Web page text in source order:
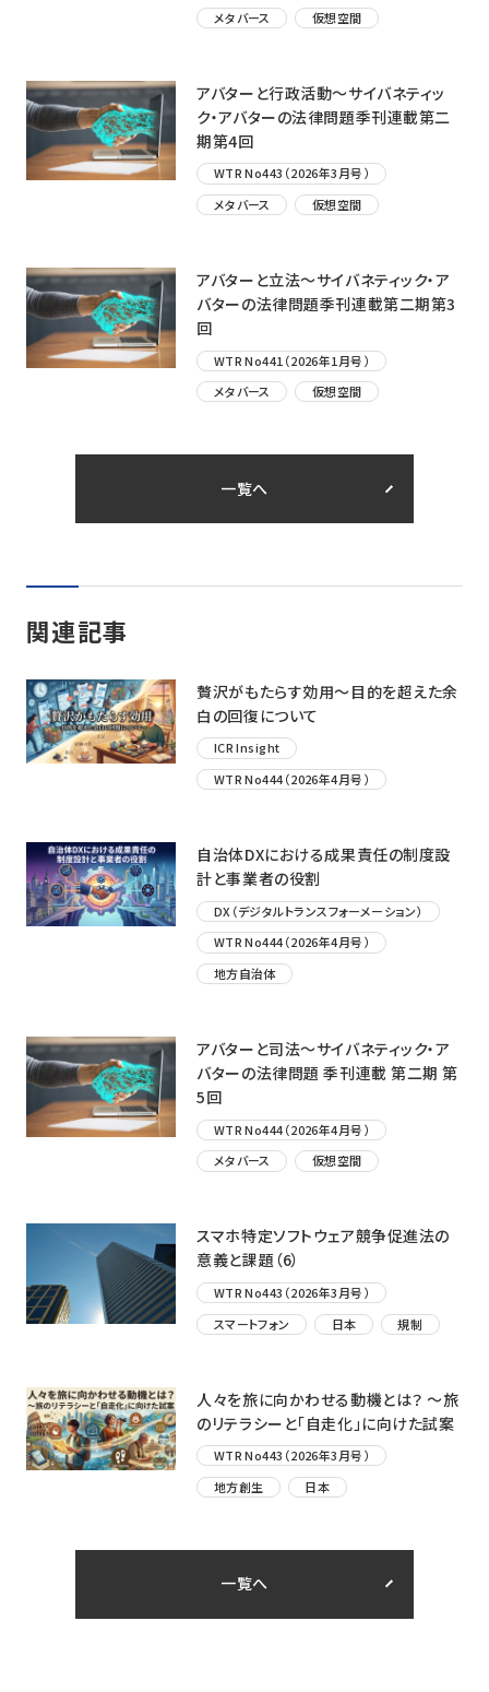
メタバース 仮想空間
アバターと行政活動〜サイバネティッ
ク・アバターの法律問題季刊連載第二
期第4回
WTR No443（2026年3月号）
メタバース
仮想空間
アバターと立法〜サイバネティック・ア
バターの法律問題季刊連載第二期第3
回
WTR No441（2026年1月号）
メタバース
仮想空間
一覧へ
関連記事
贅沢がもたらす効用〜目的を超えた余
白の回復について
ICR Insight
WTR No444（2026年4月号）
自治体DXにおける成果責任の制度設
計と事業者の役割
DX（デジタルトランスフォーメーション）
WTR No444（2026年4月号）
地方自治体
アバターと司法〜サイバネティック・ア
バターの法律問題 季刊連載 第二期 第
5回
WTR No444（2026年4月号）
メタバース
仮想空間
スマホ特定ソフトウェア競争促進法の
意義と課題（6）
WTR No443（2026年3月号）
スマートフォン
日本 規制
人々を旅に向かわせる動機とは？ ～旅
のリテラシーと「自走化」に向けた試案
WTR No443（2026年3月号）
地方創生
日本
一覧へ